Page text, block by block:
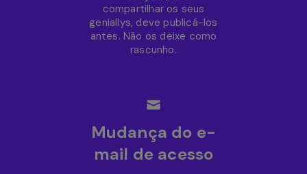
compartilhar os seus
geniallys, deve publicá-los
antes. Não os deixe como
rascunho.
Mudança do e-
mail de acesso